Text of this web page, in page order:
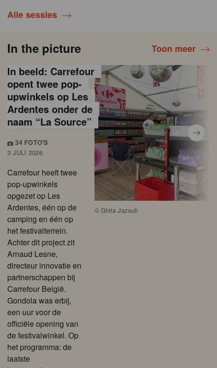
Alle sessies
In the picture Toon meer
In beeld: Carrefour
opent twee pop-
upwinkels op Les
Ardentes onder de
naam “La Source”
34 FOTO'S
3 JULI 2026
Carrefour heeft twee
pop-upwinkels
opgezet op Les
Ardentes, één op de
camping en één op
het festivalterrein.
Achter dit project zit
Arnaud Lesne,
directeur innovatie en
partnerschappen bij
Carrefour België.
Gondola was erbij,
een uur voor de
officiële opening van
de festivalwinkel. Op
het programma: de
laatste
©Ghita Jazouli